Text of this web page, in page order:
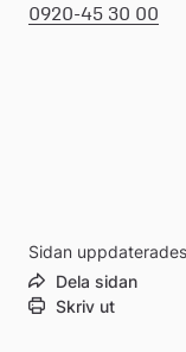
0920-45 30 00
Sidan
Dela sidan
Skriv ut